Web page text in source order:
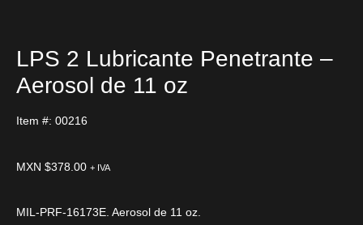
LPS 2 Lubricante Penetrante –
Aerosol de 11 oz
Item #: 00216
MXN $378.00 + IVA
MIL-PRF-16173E. Aerosol de 11 oz.